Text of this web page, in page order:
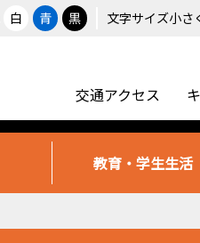
白 青 黒 文字サイズ小さ
交通アクセス
教育・学生生活